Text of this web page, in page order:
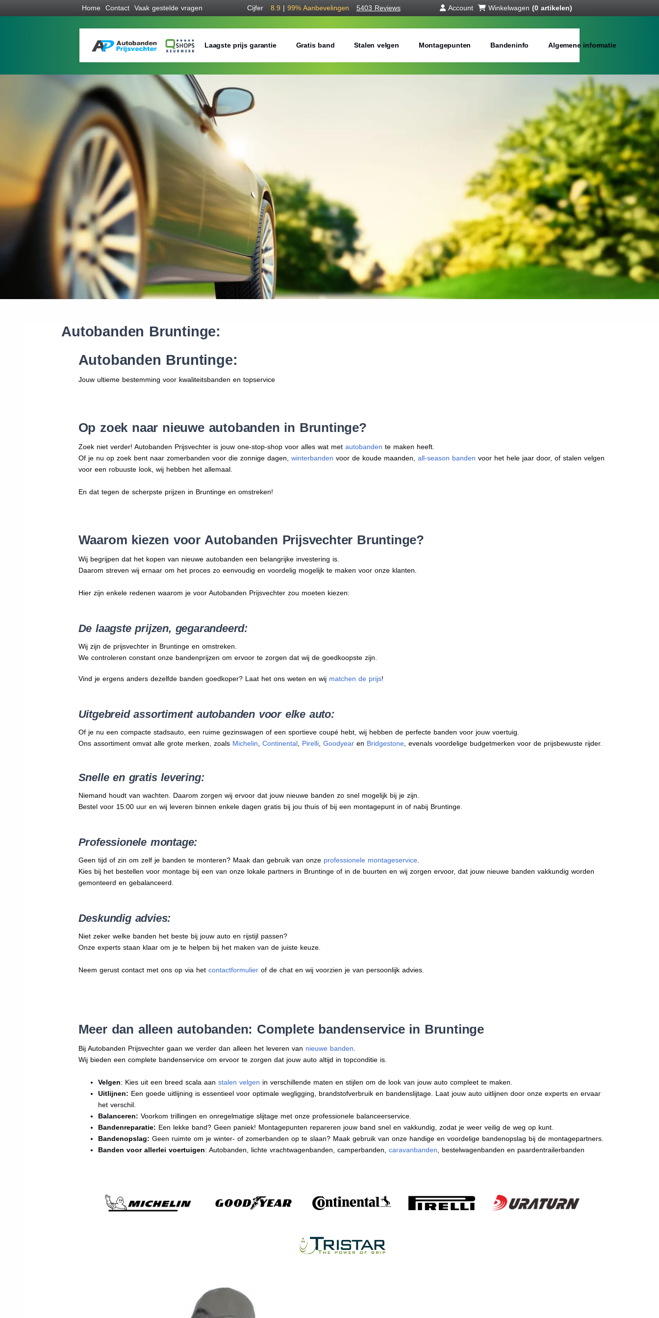
Home Contact Vaak gestelde vragen Cijfer 8.9 | 99% Aanbevelingen 5403 Reviews Account Winkelwagen (0 artikelen)
Laagste prijs garantie Gratis band Stalen velgen Montagepunten Bandeninfo Algemene informatie
Inch:
Waar vind ik de maat van mijn banden
Help mij met bestellen
Autobanden Bruntinge:
Autobanden Bruntinge:
Jouw ultieme bestemming voor kwaliteitsbanden en topservice
Op zoek naar nieuwe autobanden in Bruntinge?
Zoek niet verder! Autobanden Prijsvechter is jouw one-stop-shop voor alles wat met autobanden te maken heeft.
Of je nu op zoek bent naar zomerbanden voor die zonnige dagen, winterbanden voor de koude maanden, all-season banden voor het hele jaar door, of stalen velgen
voor een robuuste look, wij hebben het allemaal.
En dat tegen de scherpste prijzen in Bruntinge en omstreken!
Waarom kiezen voor Autobanden Prijsvechter Bruntinge?
Wij begrijpen dat het kopen van nieuwe autobanden een belangrijke investering is.
Daarom streven wij ernaar om het proces zo eenvoudig en voordelig mogelijk te maken voor onze klanten.
Hier zijn enkele redenen waarom je voor Autobanden Prijsvechter zou moeten kiezen:
De laagste prijzen, gegarandeerd:
Wij zijn de prijsvechter in Bruntinge en omstreken.
We controleren constant onze bandenprijzen om ervoor te zorgen dat wij de goedkoopste zijn.
Vind je ergens anders dezelfde banden goedkoper? Laat het ons weten en wij matchen de prijs!
Uitgebreid assortiment autobanden voor elke auto:
Of je nu een compacte stadsauto, een ruime gezinswagen of een sportieve coupé hebt, wij hebben de perfecte banden voor jouw voertuig.
Ons assortiment omvat alle grote merken, zoals Michelin, Continental, Pirelli, Goodyearen Bridgestone, evenals voordelige budgetmerken voor de prijsbewuste rijder.
Snelle en gratis levering:
Niemand houdt van wachten. Daarom zorgen wij ervoor dat jouw nieuwe banden zo snel mogelijk bij je zijn.
Bestel voor 15:00 uur en wij leveren binnen enkele dagen gratis bij jou thuis of bij een montagepunt in of nabij Bruntinge.
Professionele montage:
Geen tijd of zin om zelf je banden te monteren? Maak dan gebruik van onze professionele montageservice.
Kies bij het bestellen voor montage bij een van onze lokale partners in Bruntinge of in de buurten en wij zorgen ervoor, dat jouw nieuwe banden vakkundig worden
gemonteerd en gebalanceerd.
Deskundig advies:
Niet zeker welke banden het beste bij jouw auto en rijstijl passen?
Onze experts staan klaar om je te helpen bij het maken van de juiste keuze.
Neem gerust contact met ons op via het contactformulierof de chat en wij voorzien je van persoonlijk advies.
Meer dan alleen autobanden: Complete bandenservice in Bruntinge
Bij Autobanden Prijsvechter gaan we verder dan alleen het leveren van nieuwe banden.
Wij bieden een complete bandenservice om ervoor te zorgen dat jouw auto altijd in topconditie is.
Velgen: Kies uit een breed scala aan stalen velgen in verschillende maten en stijlen om de look van jouw auto compleet te maken.
Uitlijnen: Een goede uitlijning is essentieel voor optimale wegligging, brandstofverbruik en bandenslijtage. Laat jouw auto uitlijnen door onze experts en ervaar
het verschil.
Balanceren: Voorkom trillingen en onregelmatige slijtage met onze professionele balanceerservice.
Bandenreparatie: Een lekke band? Geen paniek! Montagepunten repareren jouw band snel en vakkundig, zodat je weer veilig de weg op kunt.
Bandenopslag: Geen ruimte om je winter- of zomerbanden op te slaan? Maak gebruik van onze handige en voordelige bandenopslag bij de montagepartners.
Banden voor allerlei voertuigen: Autobanden, lichte vrachtwagenbanden, camperbanden, caravanbanden, bestelwagenbanden en paardentrailerbanden